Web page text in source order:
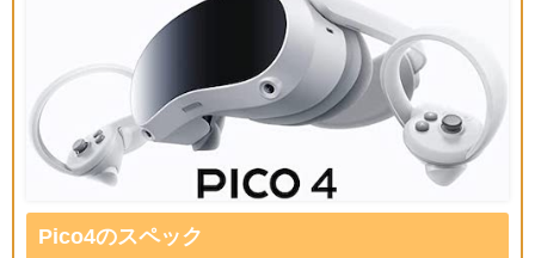
Pico4のスペック